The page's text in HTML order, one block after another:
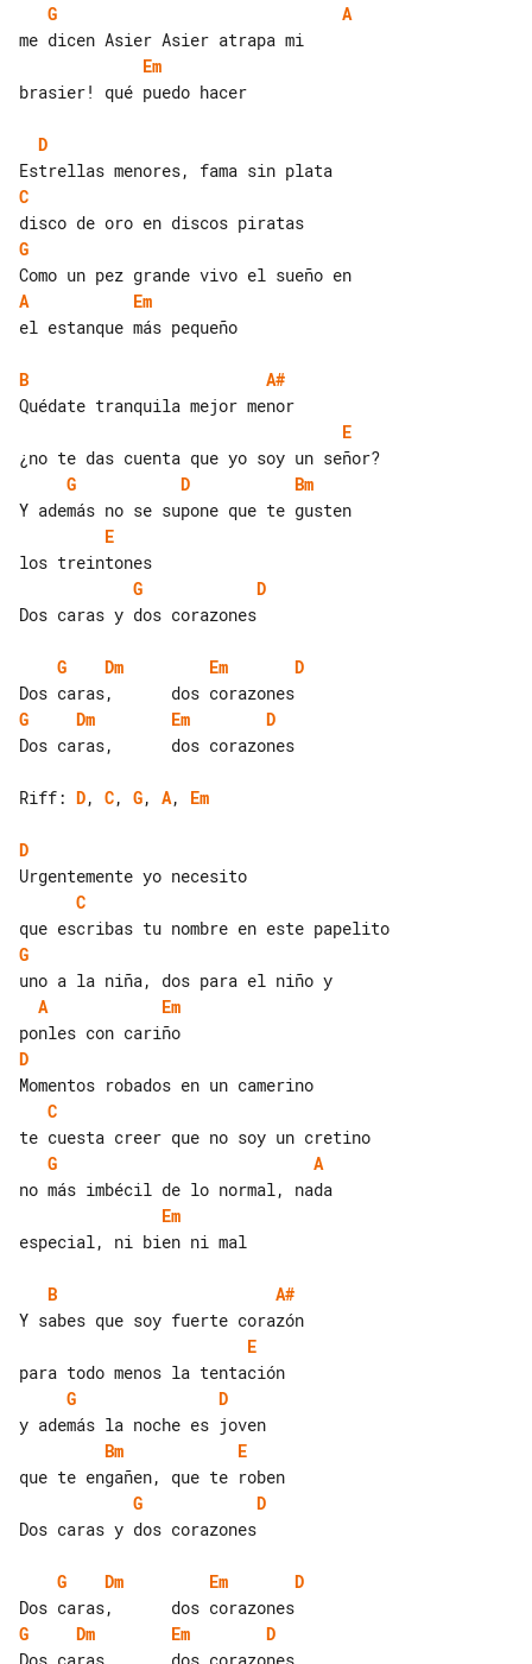
G
A
Em
brasier! qué puedo hacer
D
C
G
A
Em
el estanque más pequeño
B
A#
E
G
D
Bm
E
G
D
Dos caras y dos corazones
G Dm Em
D
G
Dm Em
D
Dos caras,      dos corazones
Riff: D, C, G, A, Em
D
C
G
A
Em
D
C
G
A
Em
especial, ni bien ni mal
B
A#
E
G
D
Bm
E
G
D
Dos caras y dos corazones
G Dm Em
D
G
Dm Em
D